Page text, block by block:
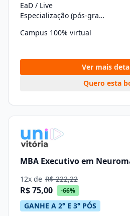
EaD / Live
Especialização (pós-graduação)
Campus 100% virtual
Ver mais
Quero esta
MBA Executivo em
12x de R$ 222,22
R$ 75,00 -66%
GANHE A 2° E 3° PÓS